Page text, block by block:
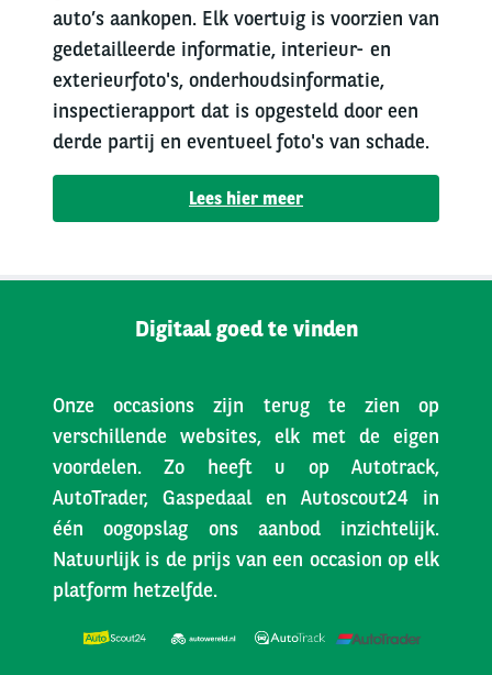
auto’s aankopen. Elk voertuig is voorzien van
gedetailleerde informatie, interieur- en
exterieurfoto's, onderhoudsinformatie,
inspectierapport dat is opgesteld door een
derde partij en eventueel foto's van schade.
Lees hier meer
Digitaal goed te vinden
Onze occasions zijn terug te zien op
verschillende websites, elk met de eigen
voordelen. Zo heeft u op Autotrack,
AutoTrader, Gaspedaal en Autoscout24 in
één oogopslag ons aanbod inzichtelijk.
Natuurlijk is de prijs van een occasion op elk
platform hetzelfde.